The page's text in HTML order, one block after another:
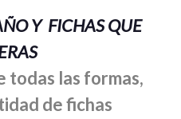
Y FICHAS QUE
todas las formas,
de fichas